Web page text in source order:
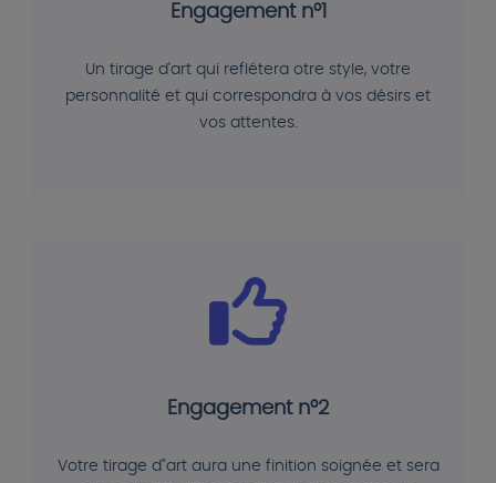
Engagement n°1
Un tirage d'art qui reflétera otre style, votre
personnalité et qui correspondra à vos désirs et
vos attentes.
Engagement n°2
Votre tirage d"art aura une finition soignée et sera